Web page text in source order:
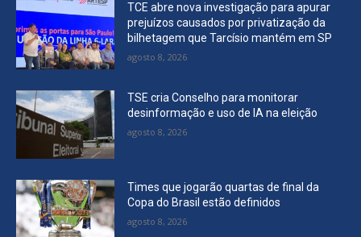
TCE abre nova investigação para apurar
prejuízos causados por privatização da
bilhetagem que Tarcísio mantém em SP
agosto 8, 2026
TSE cria Conselho para monitorar
desinformação e uso de IA na eleição
agosto 8, 2026
Times que jogarão quartas de final da
Copa do Brasil estão definidos
agosto 8, 2026